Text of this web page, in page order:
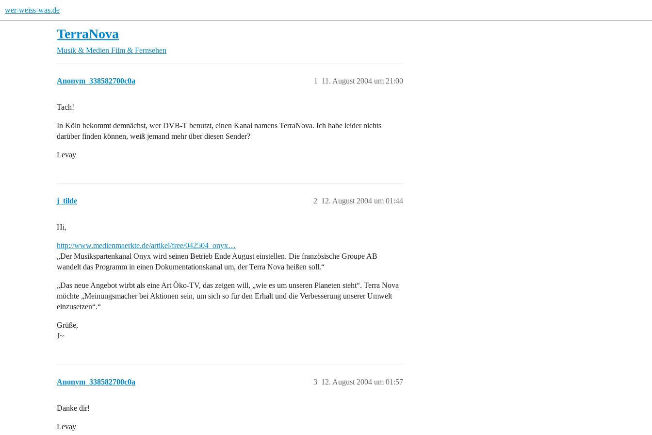
wer-weiss-was.de
TerraNova
Musik & Medien Film & Fernsehen
Anonym_338582700c0a 11. August 2004 um 21:00
1
Tach!
In Köln bekommt demnächst, wer DVB-T benutzt, einen Kanal namens TerraNova. Ich habe leider nichts
darüber finden können, weiß jemand mehr über diesen Sender?
Levay
j_tilde 12. August 2004 um 01:44
2
Hi,
http://www.medienmaerkte.de/artikel/free/042504_onyx…
„Der Musikspartenkanal Onyx wird seinen Betrieb Ende August einstellen. Die französische Groupe AB
wandelt das Programm in einen Dokumentationskanal um, der Terra Nova heißen soll.“
„Das neue Angebot wirbt als eine Art Öko-TV, das zeigen will, „wie es um unseren Planeten steht“. Terra Nova
möchte „Meinungsmacher bei Aktionen sein, um sich so für den Erhalt und die Verbesserung unserer Umwelt
einzusetzen“.“
Grüße,
J~
Anonym_338582700c0a 12. August 2004 um 01:57
3
Danke dir!
Levay